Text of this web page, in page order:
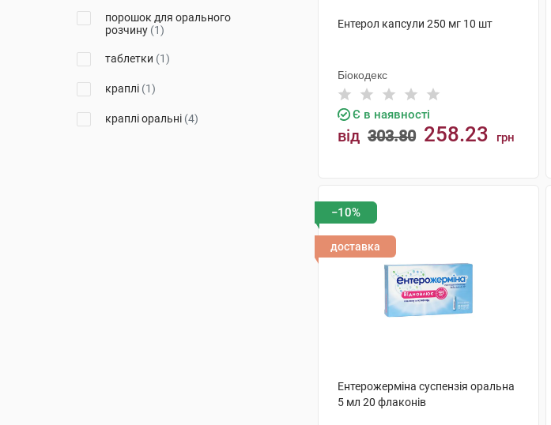
Limited(1)
(1)
Дельта Медікел Промоушнз
БіоФарма(1)
порошок для орального
розчину (1)
таблетки (1)
краплі (1)
краплі оральні (4)
Ентерол капсули 250 мг 10 шт
Біокодекс
Є в наявності
від 303.80 258.23 грн
−10%
доставка
Ентерожерміна суспензія оральна
5 мл 20 флаконів